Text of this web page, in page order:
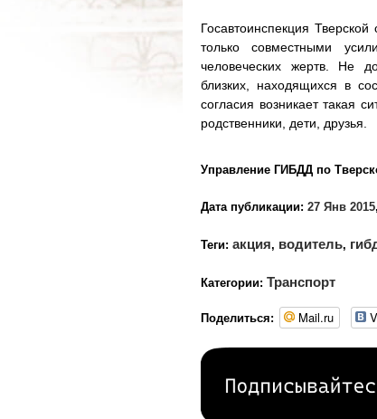
Госавтоинспекция
только совместными
человеческих жертв. Не
близких, находящихся в
согласия возникает такая
родственники, дети, друзья.
Управление ГИБДД по
Дата публикации: 27 Янв 2015
Теги: акция, водитель,
Категории: Транспорт
Поделиться: Mail.ru